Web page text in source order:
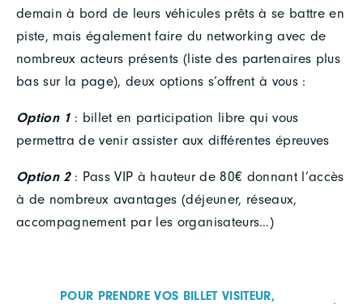
demain à bord de leurs véhicules prêts à se battre en
piste, mais également faire du networking avec de
nombreux acteurs présents (liste des partenaires plus
bas sur la page), deux options s’offrent à vous :
Option 1: billet en participation libre qui vous
permettra de venir assister aux différentes épreuves
Option 2: Pass VIP à hauteur de 80€ donnant l’accès
à de nombreux avantages (déjeuner, réseaux,
accompagnement par les organisateurs…)
POUR PRENDRE VOS BILLET VISITEUR,